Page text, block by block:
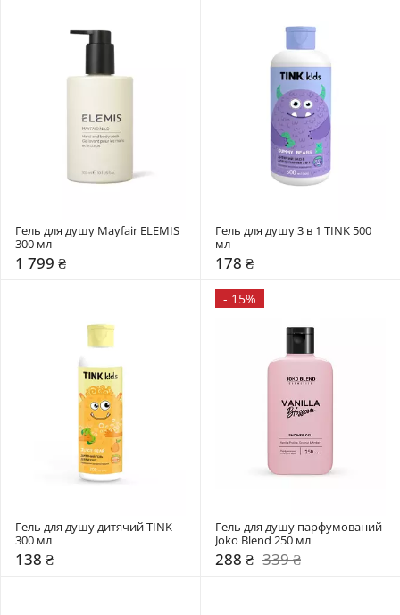
Гель для душу Mayfair ELEMIS
300 мл
1 799 ₴
Гель для душу 3 в 1 TINK 500
мл
178 ₴
Гель для душу дитячий TINK
300 мл
138 ₴
- 15%
Гель для душу парфумований
Joko Blend 250 мл
288 ₴ 339 ₴